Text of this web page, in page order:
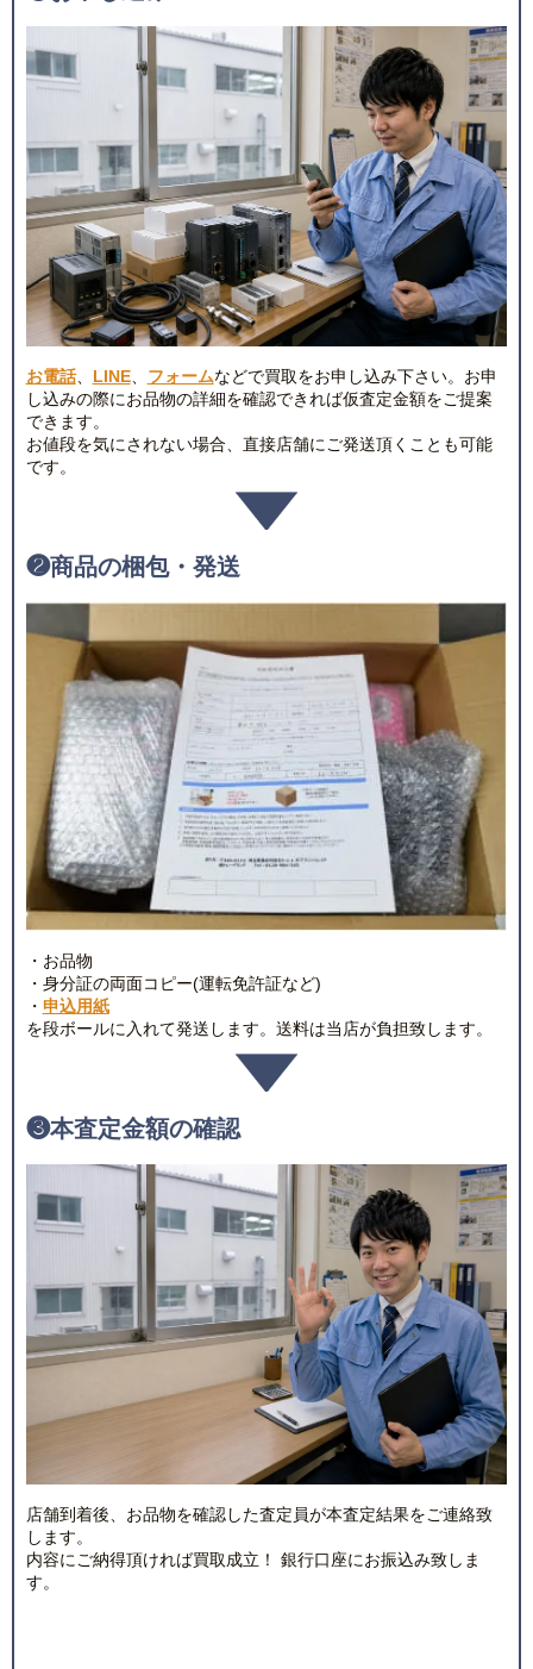
お電話、 LINE、 フォームなどで買取をお申し込み下さい。お申
し込みの際にお品物の詳細を確認できれば仮査定金額をご提案
できます。
お値段を気にされない場合、直接店舗にご発送頂くことも可能
です。
❷商品の梱包・発送
・お品物
・身分証の両面コピー(運転免許証など)
・ 申込用紙
を段ボールに入れて発送します。送料は当店が負担致します。
❸本査定金額の確認
店舗到着後、お品物を確認した査定員が本査定結果をご連絡致
します。
内容にご納得頂ければ買取成立！ 銀行口座にお振込み致しま
す。